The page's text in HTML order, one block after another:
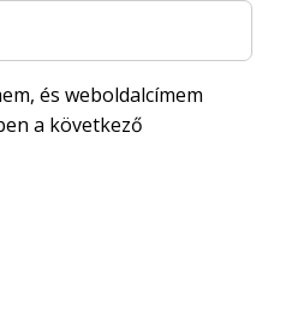
és weboldalcímem
a következő